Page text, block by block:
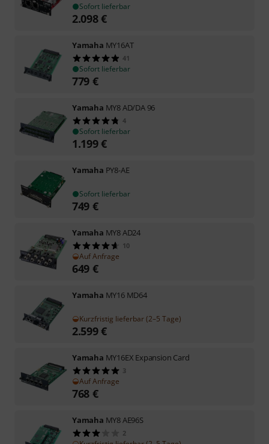
Sofort lieferbar
2.098€
Yamaha MY16AT
41
Sofort lieferbar
779 €
Yamaha MY8 AD/DA 96
4
Sofort lieferbar
1.199€
Yamaha PY8-AE
Sofort lieferbar
749 €
Yamaha MY8 AD24
10
Auf Anfrage
649 €
Yamaha MY16 MD64
Kurzfristig lieferbar (2–5 Tage)
2.599€
Yamaha MY16EX Expansion Card
3
Auf Anfrage
768 €
Yamaha MY8 AE96S
2